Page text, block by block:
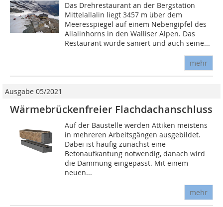
Das Drehrestaurant an der Bergstation
Mittelallalin liegt 3457 m über dem
Meeresspiegel auf einem Nebengipfel des
Allalinhorns in den Walliser Alpen. Das
Restaurant wurde saniert und auch seine...
mehr
Ausgabe 05/2021
Wärmebrückenfreier Flachdachanschluss
Auf der Baustelle werden Attiken meistens
in mehreren Arbeitsgängen ausgebildet.
Dabei ist häufig zunächst eine
Betonaufkantung notwendig, danach wird
die Dämmung eingepasst. Mit einem
neuen...
mehr